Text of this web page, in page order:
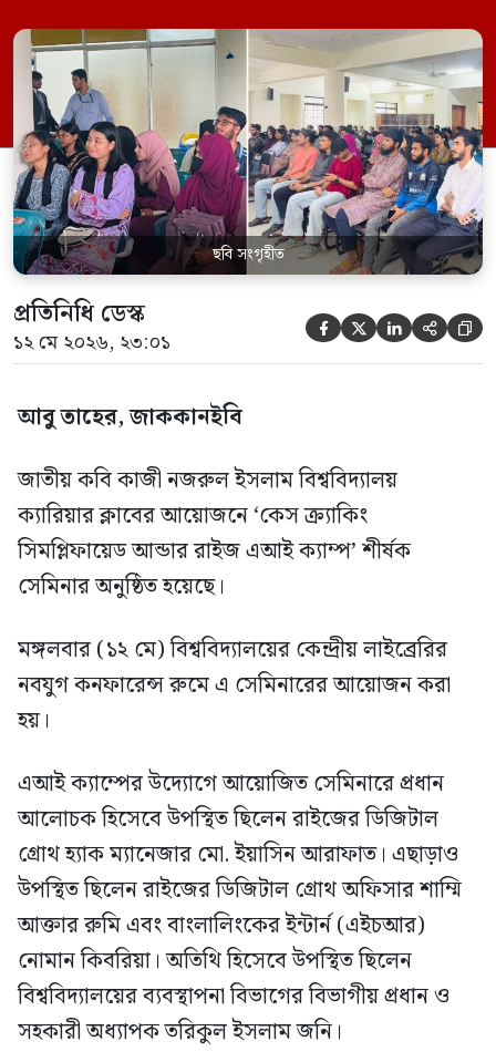
কেন্দ্রীয় লাইব্রেরির নবযুগ কনফারেন্স রুমে এ
সেমিনারের আয়োজন করা হয়। এআই ক্যাম্পের
উদ্যোগে আয়োজিত সেমিনারে প্রধান আলোচক
হিসেবে উপস্থিত ছিলেন রাইজের ডিজিটাল গ্রোথ
হ্যাক ম্যানেজার মো. ইয়াসিন আরাফাত। […]
ছবি সংগৃহীত
প্রতিনিধি ডেস্ক
১২ মে ২০২৬, ২৩:০১     
আবু তাহের, জাককানইবি
জাতীয় কবি কাজী নজরুল ইসলাম বিশ্ববিদ্যালয়
ক্যারিয়ার ক্লাবের আয়োজনে ‘কেস ক্র্যাকিং
সিমপ্লিফায়েড আন্ডার রাইজ এআই ক্যাম্প’ শীর্ষক
সেমিনার অনুষ্ঠিত হয়েছে।
মঙ্গলবার (১২ মে) বিশ্ববিদ্যালয়ের কেন্দ্রীয় লাইব্রেরির
নবযুগ কনফারেন্স রুমে এ সেমিনারের আয়োজন করা
হয়।
এআই ক্যাম্পের উদ্যোগে আয়োজিত সেমিনারে প্রধান
আলোচক হিসেবে উপস্থিত ছিলেন রাইজের ডিজিটাল
গ্রোথ হ্যাক ম্যানেজার মো. ইয়াসিন আরাফাত। এছাড়াও
উপস্থিত ছিলেন রাইজের ডিজিটাল গ্রোথ অফিসার শাম্মি
আক্তার রুমি এবং বাংলালিংকের ইন্টার্ন (এইচআর)
নোমান কিবরিয়া। অতিথি হিসেবে উপস্থিত ছিলেন
বিশ্ববিদ্যালয়ের ব্যবস্থাপনা বিভাগের বিভাগীয় প্রধান ও
সহকারী অধ্যাপক তরিকুল ইসলাম জনি।